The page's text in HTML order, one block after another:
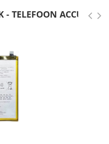
- TELEFOON ACCU'S